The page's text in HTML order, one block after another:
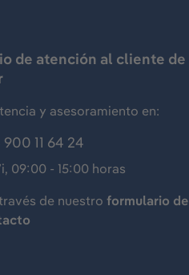
de atención al cliente de
y asesoramiento en:
11 64 24
09:00 - 15:00 horas
de nuestro formulario de